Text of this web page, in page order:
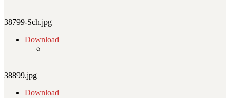
38799-Sch.jpg
Download
38899.jpg
Download